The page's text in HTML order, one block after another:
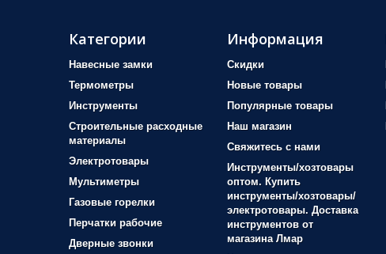
Категории
Навесные замки
Термометры
Инструменты
Строительные расходные
материалы
Электротовары
Мультиметры
Газовые горелки
Перчатки рабочие
Дверные звонки
Информация
Скидки
Новые товары
Популярные товары
Наш магазин
Свяжитесь с нами
Инструменты/хозтовары
оптом. Купить
инструменты/хозтовары/
электротовары. Доставка
инструментов от
магазина Лмар